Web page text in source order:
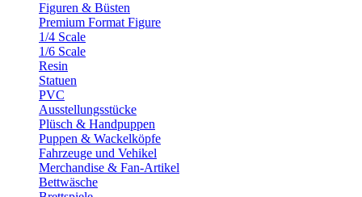
Figuren & Büsten
Premium Format Figure
1/4 Scale
1/6 Scale
Resin
Statuen
PVC
Ausstellungsstücke
Plüsch & Handpuppen
Puppen & Wackelköpfe
Fahrzeuge und Vehikel
Merchandise & Fan-Artikel
Bettwäsche